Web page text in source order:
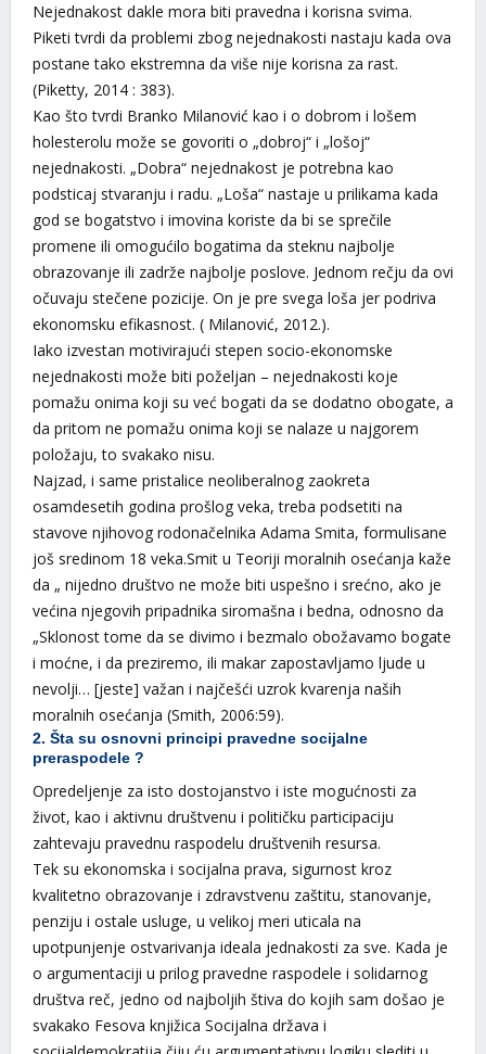
Nejednakost dakle mora biti pravedna i korisna svima.
Piketi tvrdi da problemi zbog nejednakosti nastaju kada ova
postane tako ekstremna da više nije korisna za rast.
(Piketty, 2014 : 383).
Kao što tvrdi Branko Milanović kao i o dobrom i lošem
holesterolu može se govoriti o „dobroj“ i „lošoj“
nejednakosti. „Dobra“ nejednakost je potrebna kao
podsticaj stvaranju i radu. „Loša“ nastaje u prilikama kada
god se bogatstvo i imovina koriste da bi se sprečile
promene ili omogućilo bogatima da steknu najbolje
obrazovanje ili zadrže najbolje poslove. Jednom rečju da ovi
očuvaju stečene pozicije. On je pre svega loša jer podriva
ekonomsku efikasnost. ( Milanović, 2012.).
Iako izvestan motivirajući stepen socio-ekonomske
nejednakosti može biti poželjan – nejednakosti koje
pomažu onima koji su već bogati da se dodatno obogate, a
da pritom ne pomažu onima koji se nalaze u najgorem
položaju, to svakako nisu.
Najzad, i same pristalice neoliberalnog zaokreta
osamdesetih godina prošlog veka, treba podsetiti na
stavove njihovog rodonačelnika Adama Smita, formulisane
još sredinom 18 veka.Smit u Teoriji moralnih osećanja kaže
da „ nijedno društvo ne može biti uspešno i srećno, ako je
većina njegovih pripadnika siromašna i bedna, odnosno da
„Sklonost tome da se divimo i bezmalo obožavamo bogate
i moćne, i da preziremo, ili makar zapostavljamo ljude u
nevolji… [jeste] važan i najčešći uzrok kvarenja naših
moralnih osećanja (Smith, 2006:59).
2. Šta su osnovni principi pravedne socijalne
preraspodele ?
Opredeljenje za isto dostojanstvo i iste mogućnosti za
život, kao i aktivnu društvenu i političku participaciju
zahtevaju pravednu raspodelu društvenih resursa.
Tek su ekonomska i socijalna prava, sigurnost kroz
kvalitetno obrazovanje i zdravstvenu zaštitu, stanovanje,
penziju i ostale usluge, u velikoj meri uticala na
upotpunjenje ostvarivanja ideala jednakosti za sve. Kada je
o argumentaciji u prilog pravedne raspodele i solidarnog
društva reč, jedno od najboljih štiva do kojih sam došao je
svakako Fesova knjižica Socijalna država i